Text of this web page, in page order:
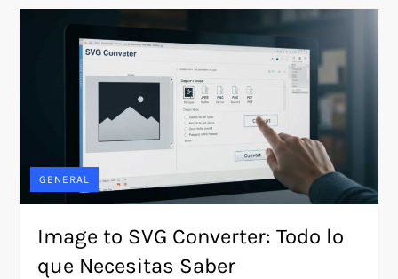
GENERAL
Image to SVG Converter: Todo lo
que Necesitas Saber